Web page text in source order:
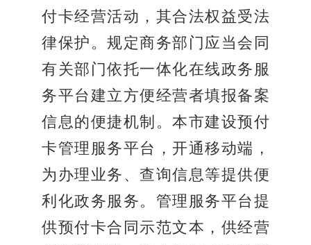
付卡经营活动，其合法权益受法
律保护。规定商务部门应当会同
有关部门依托一体化在线政务服
务平台建立方便经营者填报备案
信息的便捷机制。本市建设预付
卡管理服务平台，开通移动端，
为办理业务、查询信息等提供便
利化政务服务。管理服务平台提
供预付卡合同示范文本，供经营